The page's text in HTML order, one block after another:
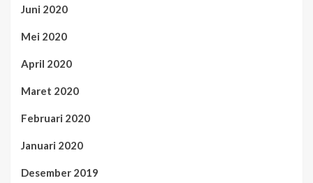
Juni 2020
Mei 2020
April 2020
Maret 2020
Februari 2020
Januari 2020
Desember 2019